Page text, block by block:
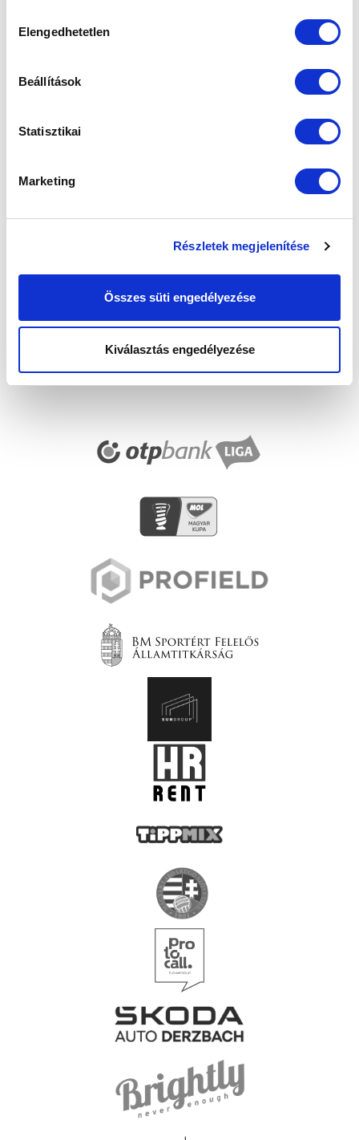
kiválasztása
Elengedhetetlen
Beállítások
Statisztikai
Marketing
Részletek megjelenítése
Összes süti engedélyezése
Kiválasztás engedélyezése
SZPONZOROK